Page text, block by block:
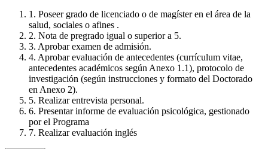
1. Poseer grado de licenciado o de magíster en el área de la
salud, sociales o afines .
2. Nota de pregrado igual o superior a 5.
3. Aprobar examen de admisión.
4. Aprobar evaluación de antecedentes (currículum vitae,
antecedentes académicos según Anexo 1.1), protocolo de
investigación (según instrucciones y formato del Doctorado
en Anexo 2).
5. Realizar entrevista personal.
6. Presentar informe de evaluación psicológica, gestionado
por el Programa
7. Realizar evaluación inglés